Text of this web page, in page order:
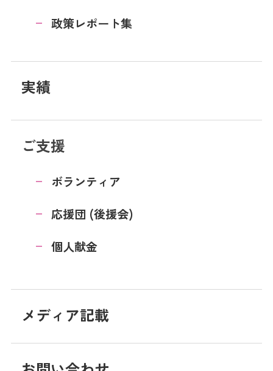
政策レポート集
実績
ご支援
ボランティア
応援団 (後援会)
個人献金
メディア記載